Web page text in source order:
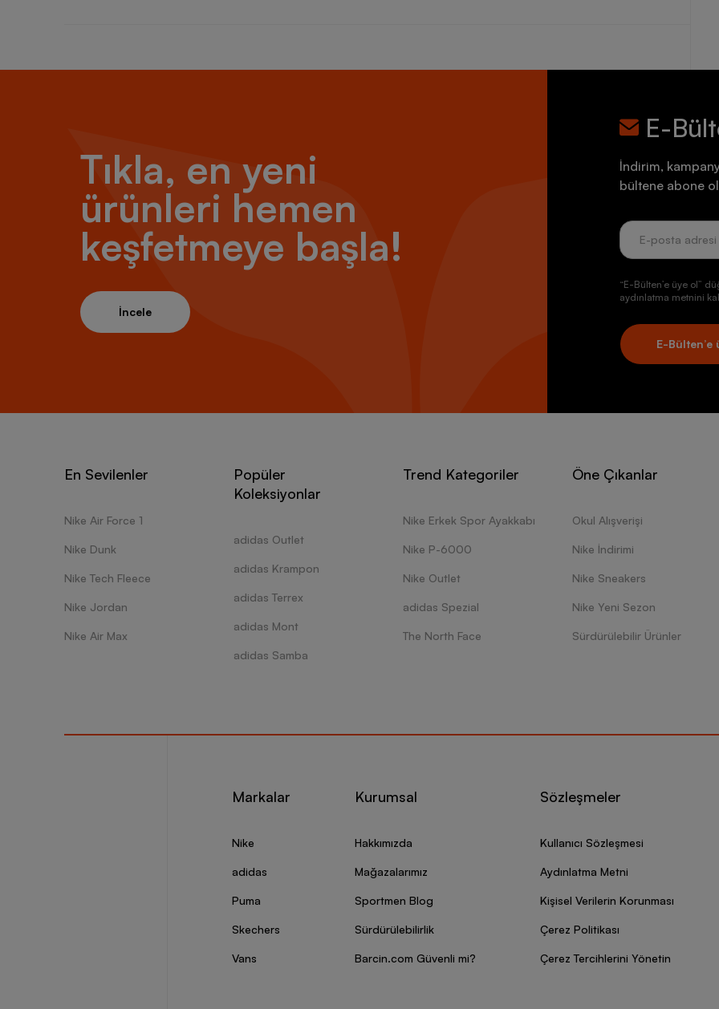
Tıkla, en yeni
ürünleri hemen
keşfetmeye başla!
İncele
E-
İndirim,
bültene abone
“E-Bülten’e üye ol”
aydınlatma metnini
E-Bülten’e
En Sevilenler
Nike Air Force 1
Nike Dunk
Nike Tech Fleece
Nike Jordan
Nike Air Max
Popüler
Koleksiyonlar
adidas Outlet
adidas Krampon
adidas Terrex
adidas Mont
adidas Samba
Trend Kategoriler
Nike Erkek Spor Ayakkabı
Nike P-6000
Nike Outlet
adidas Spezial
The North Face
Öne Çıkanlar
Okul Alışverişi
Nike İndirimi
Nike Sneakers
Nike Yeni Sezon
Sürdürülebilir Ürünler
Markalar
Nike
adidas
Puma
Skechers
Vans
Kurumsal
Hakkımızda
Mağazalarımız
Sportmen Blog
Sürdürülebilirlik
Barcin.com Güvenli mi?
Sözleşmeler
Kullanıcı Sözleşmesi
Aydınlatma Metni
Kişisel Verilerin Korunması
Çerez Politikası
Çerez Tercihlerini Yönetin